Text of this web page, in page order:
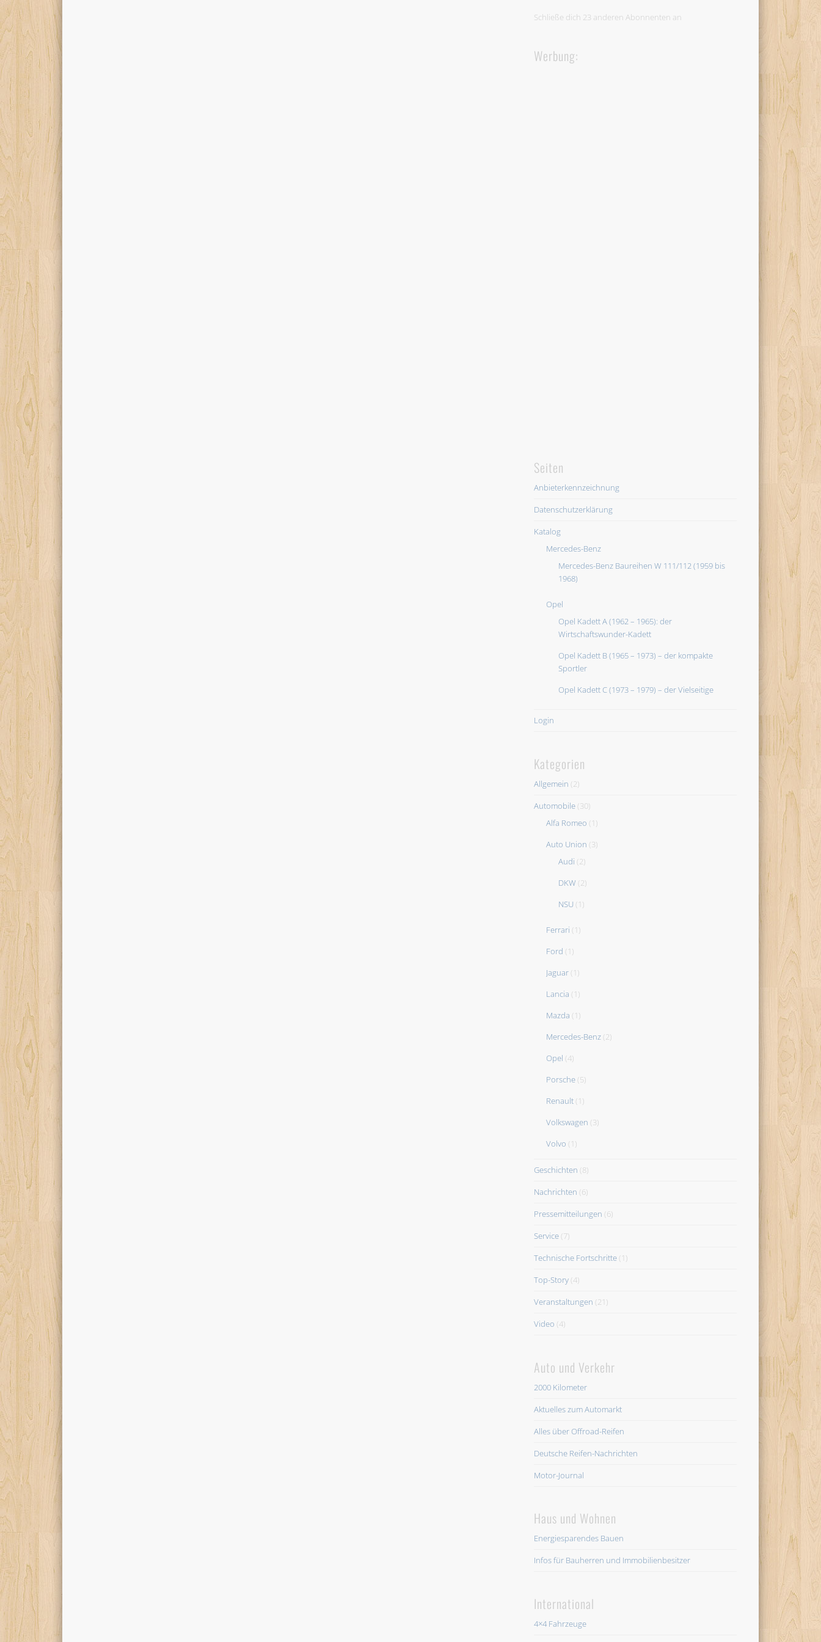
Schließe dich 23 anderen Abonnenten an
Werbung:
Seiten
Anbieterkennzeichnung
Datenschutzerklärung
Katalog
Mercedes-Benz
Mercedes-Benz Baureihen W 111/112 (1959 bis
1968)
Opel
Opel Kadett A (1962 – 1965): der
Wirtschaftswunder-Kadett
Opel Kadett B (1965 – 1973) – der kompakte
Sportler
Opel Kadett C (1973 – 1979) – der Vielseitige
Login
Kategorien
Allgemein (2)
Automobile (30)
Alfa Romeo (1)
Auto Union (3)
Audi (2)
DKW (2)
NSU (1)
Ferrari (1)
Ford (1)
Jaguar (1)
Lancia (1)
Mazda (1)
Mercedes-Benz (2)
Opel (4)
Porsche (5)
Renault (1)
Volkswagen (3)
Volvo (1)
Geschichten (8)
Nachrichten (6)
Pressemitteilungen (6)
Service (7)
Technische Fortschritte (1)
Top-Story (4)
Veranstaltungen (21)
Video (4)
Auto und Verkehr
2000 Kilometer
Aktuelles zum Automarkt
Alles über Offroad-Reifen
Deutsche Reifen-Nachrichten
Motor-Journal
Haus und Wohnen
Energiesparendes Bauen
Infos für Bauherren und Immobilienbesitzer
International
4×4 Fahrzeuge